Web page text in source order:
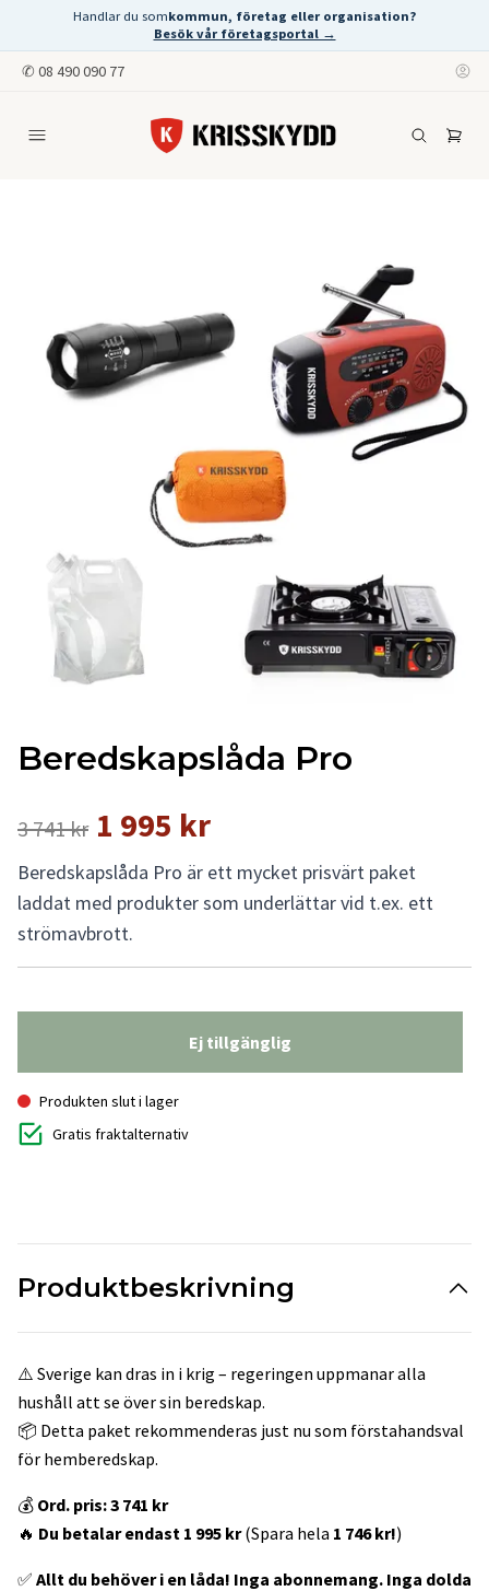
Handlar du somkommun, företag eller organisation?
Besök vår företagsportal →
✆ 08 490 090 77
Beredskapslåda Pro
3 741 kr 1 995 kr
Beredskapslåda Pro är ett mycket prisvärt paket
laddat med produkter som underlättar vid t.ex. ett
strömavbrott.
Ej tillgänglig
Produkten slut i lager
Gratis fraktalternativ
Produktbeskrivning
⚠️ Sverige kan dras in i krig – regeringen uppmanar alla
hushåll att se över sin beredskap.
📦 Detta paket rekommenderas just nu som förstahandsval
för hemberedskap.
💰 Ord. pris: 3 741 kr
🔥 Du betalar endast 1 995 kr(Spara hela 1 746kr!)
✅ Allt du behöver i en låda! Inga abonnemang. Inga dolda